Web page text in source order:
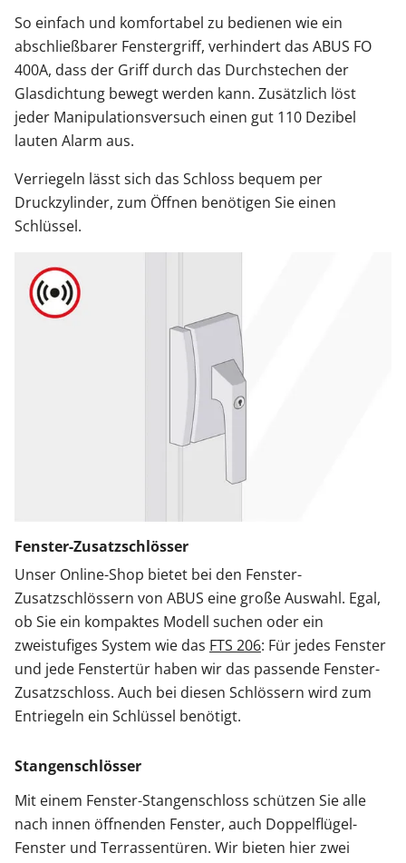
So einfach und komfortabel zu bedienen wie ein
abschließbarer Fenstergriff, verhindert das ABUS FO
400A, dass der Griff durch das Durchstechen der
Glasdichtung bewegt werden kann. Zusätzlich löst
jeder Manipulationsversuch einen gut 110 Dezibel
lauten Alarm aus.
Verriegeln lässt sich das Schloss bequem per
Druckzylinder, zum Öffnen benötigen Sie einen
Schlüssel.
Fenster-Zusatzschlösser
Unser Online-Shop bietet bei den Fenster-
Zusatzschlössern von ABUS eine große Auswahl. Egal,
ob Sie ein kompaktes Modell suchen oder ein
zweistufiges System wie das FTS 206: Für jedes Fenster
und jede Fenstertür haben wir das passende Fenster-
Zusatzschloss. Auch bei diesen Schlössern wird zum
Entriegeln ein Schlüssel benötigt.
Stangenschlösser
Mit einem Fenster-Stangenschloss schützen Sie alle
nach innen öffnenden Fenster, auch Doppelflügel-
Fenster und Terrassentüren. Wir bieten hier zwei